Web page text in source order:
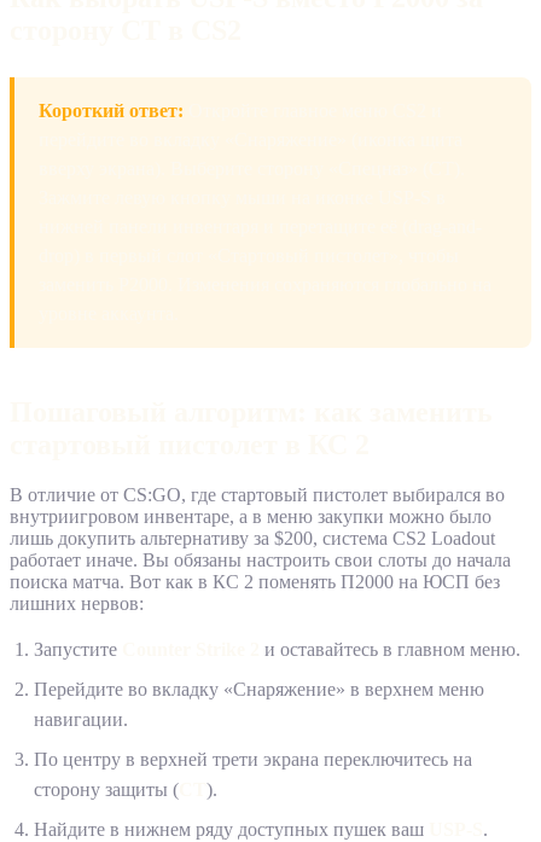
Короткий ответ:
В отличие от CS:GO, где стартовый пистолет выбирался во
внутриигровом инвентаре, а в меню закупки можно было
лишь докупить альтернативу за $200, система CS2 Loadout
работает иначе. Вы обязаны настроить свои слоты до начала
поиска матча. Вот как в КС 2 поменять П2000 на ЮСП без
лишних нервов:
Запустите
и оставайтесь в главном меню.
Перейдите во вкладку «Снаряжение» в верхнем меню
навигации.
По центру в верхней трети экрана переключитесь на
сторону защиты (
).
Найдите в нижнем ряду доступных пушек ваш
.